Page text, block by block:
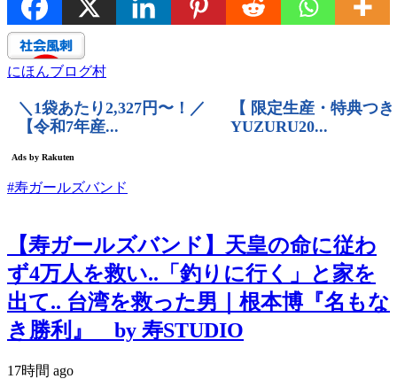
にほんブログ村
#寿ガールズバンド
【寿ガールズバンド】天皇の命に従わ
ず4万人を救い..「釣りに行く」と家を
出て.. 台湾を救った男｜根本博『名もな
き勝利』 by 寿STUDIO
17時間 ago